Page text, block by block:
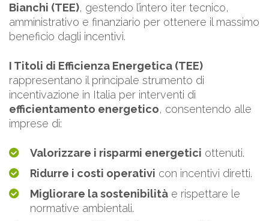
Bianchi (TEE), gestendo l’intero iter tecnico,
amministrativo e finanziario per ottenere il massimo
beneficio dagli incentivi.
I Titoli di Efficienza Energetica (TEE)
rappresentano il principale strumento di
incentivazione in Italia per interventi di
efficientamento energetico, consentendo alle
imprese di:
Valorizzare i risparmi energetici ottenuti.
Ridurre i costi operativi con incentivi diretti.
Migliorare la sostenibilità e rispettare le
normative ambientali.